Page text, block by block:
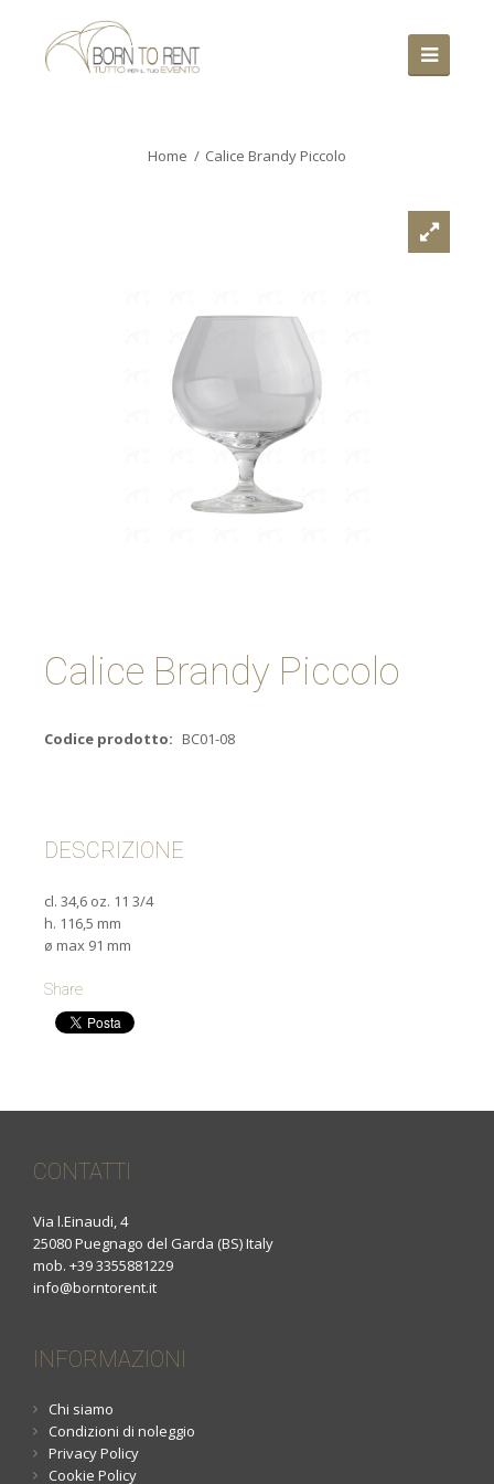
Home Calice Brandy Piccolo
Calice Brandy Piccolo
Codice prodotto: BC01-08
DESCRIZIONE
cl. 34,6 oz. 11 3/4
h. 116,5 mm
ø max 91 mm
Share
CONTATTI
Via l.Einaudi, 4
25080 Puegnago del Garda (BS) Italy
mob. +39 3355881229
info@borntorent.it
INFORMAZIONI
Chi siamo
Condizioni di noleggio
Privacy Policy
Cookie Policy